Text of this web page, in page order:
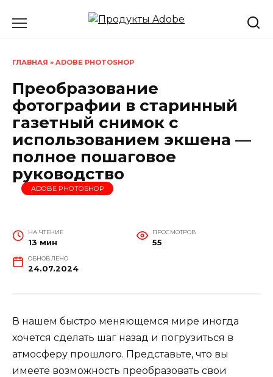
ГЛАВНАЯ » ADOBE PHOTOSHOP
Преобразование
фотографии в старинный
газетный снимок с
использованием экшена —
полное пошаговое
руководство
ADOBE PHOTOSHOP
НА ЧТЕНИЕ
13 мин
ПРОСМОТРОВ
55
ОБНОВЛЕНО
24.07.2024
В нашем быстро меняющемся мире иногда
хочется сделать шаг назад и погрузиться в
атмосферу прошлого. Представьте, что вы
имеете возможность преобразовать свои